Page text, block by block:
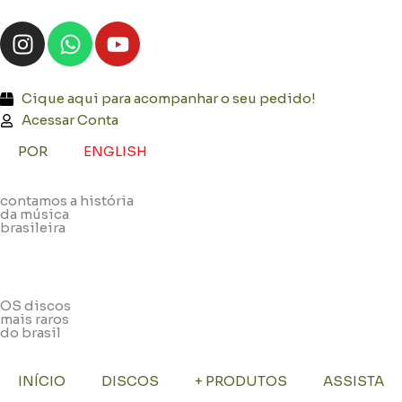
para
o
I
n
t
a
g
m
W
h
t
s
p
Y
o
t
u
b
Cique aqui para acompanhar o seu pedido!
Acessar Conta
POR
ENGLISH
contamos a história
da música
brasileira
OS discos
mais raros
do brasil
INÍCIO DISCOS + PRODUTOS ASSISTA